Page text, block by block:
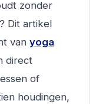
zonder
Dit artikel
van yoga
direct
of
houdingen,